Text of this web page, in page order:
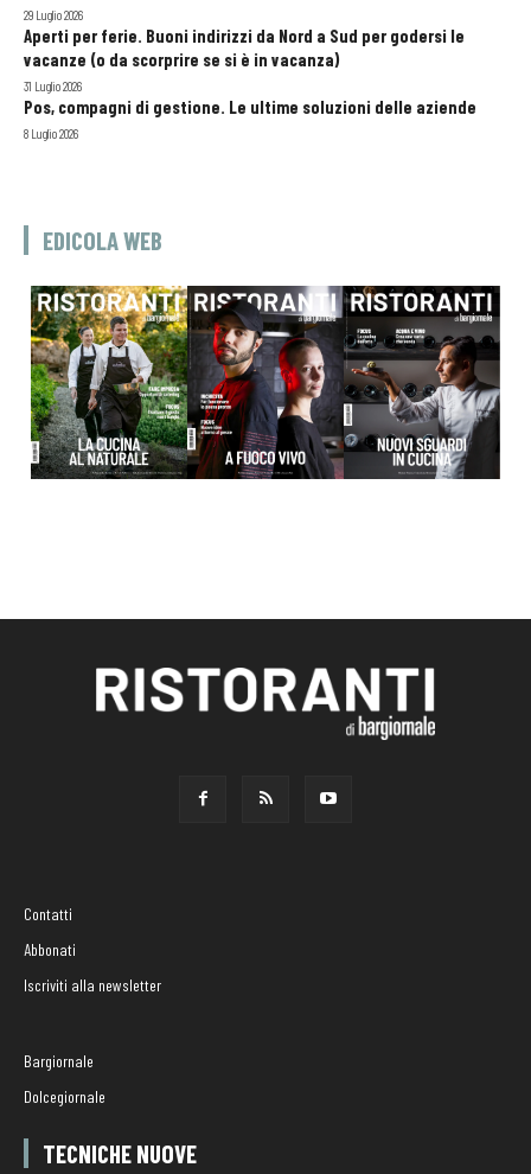
29 Luglio 2026
Aperti per ferie. Buoni indirizzi da Nord a Sud per godersi le
vacanze (o da scorprire se si è in vacanza)
31 Luglio 2026
Pos, compagni di gestione. Le ultime soluzioni delle aziende
8 Luglio 2026
EDICOLA WEB
Contatti
Abbonati
Iscriviti alla newsletter
Bargiornale
Dolcegiornale
TECNICHE NUOVE